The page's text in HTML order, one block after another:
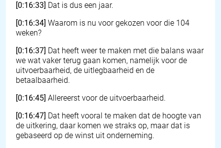
[0:16:33] Dat is dus een jaar.
[0:16:34] Waarom is nu voor gekozen voor die 104
weken?
[0:16:37] Dat heeft weer te maken met die balans waar
we wat vaker terug gaan komen, namelijk voor de
uitvoerbaarheid, de uitlegbaarheid en de
betaalbaarheid.
[0:16:45] Allereerst voor de uitvoerbaarheid.
[0:16:47] Dat heeft vooral te maken dat de hoogte van
de uitkering, daar komen we straks op, maar dat is
gebaseerd op de winst uit onderneming.